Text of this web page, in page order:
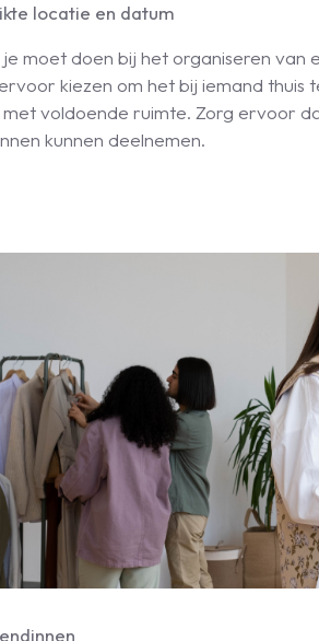
locatie en datum
moet doen bij het organiseren van
kiezen om het bij iemand thuis
voldoende ruimte. Zorg ervoor
kunnen deelnemen.